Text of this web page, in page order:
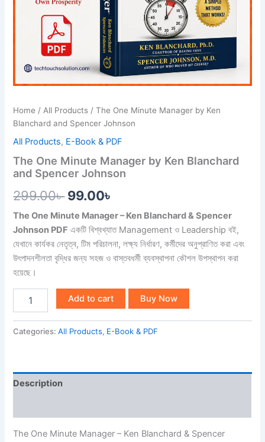
Home / All Products / The One Minute Manager by Ken
Blanchard and Spencer Johnson
All Products, E-Book & PDF
The One Minute Manager by Ken Blanchard
and Spencer Johnson
299.00৳ 99.00৳
The One Minute Manager – Ken Blanchard & Spencer
Johnson PDF একটি বিশ্বখ্যাত Management ও Leadership বই,
যেখানে কার্যকর নেতৃত্ব, টিম পরিচালনা, লক্ষ্য নির্ধারণ, কর্মীদের অনুপ্রাণিত করা এবং
উৎপাদনশীলতা বৃদ্ধির জন্য সহজ ও বাস্তবধর্মী ব্যবস্থাপনা কৌশল উপস্থাপন করা
হয়েছে।
Add to cart Buy Now
Categories:All Products, E-Book & PDF
Description
The One Minute Manager – Ken Blanchard & Spencer